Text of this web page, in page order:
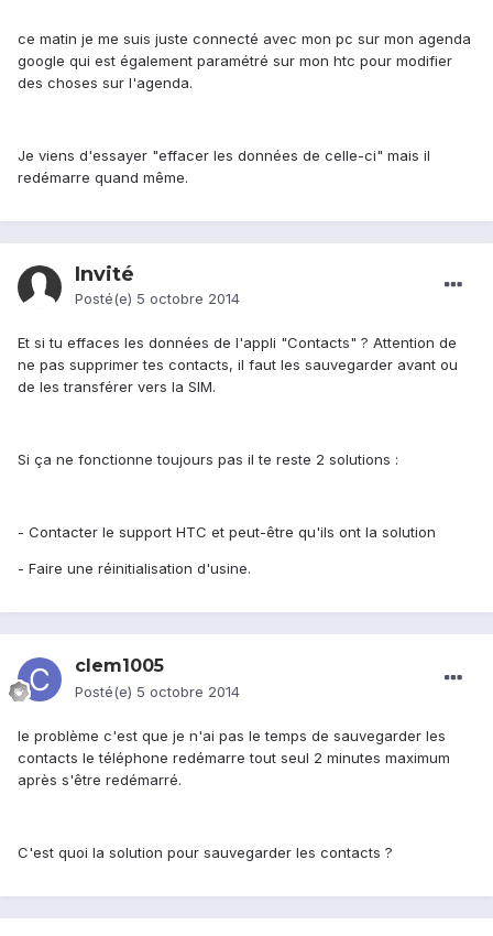
ce matin je me suis juste connecté avec mon pc sur mon agenda
google qui est également paramétré sur mon htc pour modifier
des choses sur l'agenda.
Je viens d'essayer "effacer les données de celle-ci" mais il
redémarre quand même.
Invité
Posté(e) 5 octobre 2014
Et si tu effaces les données de l'appli "Contacts" ? Attention de
ne pas supprimer tes contacts, il faut les sauvegarder avant ou
de les transférer vers la SIM.
Si ça ne fonctionne toujours pas il te reste 2 solutions :
- Contacter le support HTC et peut-être qu'ils ont la solution
- Faire une réinitialisation d'usine.
clem1005
Posté(e) 5 octobre 2014
le problème c'est que je n'ai pas le temps de sauvegarder les
contacts le téléphone redémarre tout seul 2 minutes maximum
après s'être redémarré.
C'est quoi la solution pour sauvegarder les contacts ?